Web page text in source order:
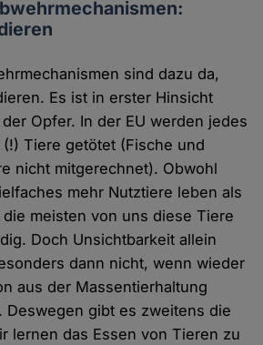
sind dazu da,
Es ist in erster Hinsicht
Opfer. In der EU werden jedes
Tiere getötet (Fische und
nicht mitgerechnet). Obwohl
mehr Nutztiere leben als
meisten von uns diese Tiere
Doch Unsichtbarkeit allein
dann nicht, wenn wieder
aus der Massentierhaltung
gibt es zweitens die
lernen das Essen von Tieren zu